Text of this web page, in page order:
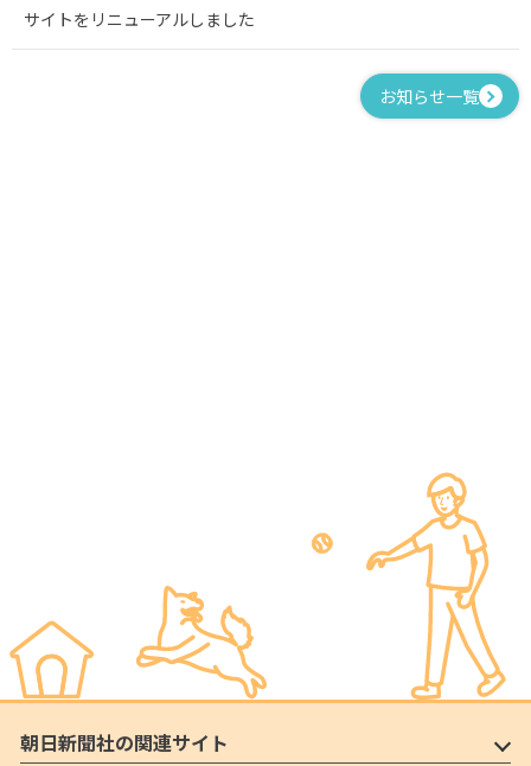
サイトをリニューアルしました
お知らせ一覧
朝日新聞社の関連サイト